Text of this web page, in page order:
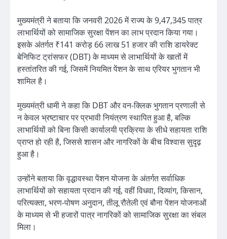
मुख्यमंत्री ने बताया कि जनवरी 2026 में राज्य के 9,47,345 पात्र
लाभार्थियों को सामाजिक सुरक्षा पेंशन का लाभ प्रदान किया गया।
इसके अंतर्गत ₹141 करोड़ 66 लाख 51 हजार की राशि डायरेक्ट
बेनिफिट ट्रांसफर (DBT) के माध्यम से लाभार्थियों के खातों में
हस्तांतरित की गई, जिसमें नियमित पेंशन के साथ एरियर भुगतान भी
शामिल है।
मुख्यमंत्री धामी ने कहा कि DBT और वन-क्लिक भुगतान प्रणाली से
न केवल भ्रष्टाचार पर प्रभावी नियंत्रण स्थापित हुआ है, बल्कि
लाभार्थियों को बिना किसी कार्यालयी प्रक्रिया के सीधे सहायता राशि
प्राप्त हो रही है, जिससे शासन और नागरिकों के बीच विश्वास सुदृढ़
हुआ है।
उन्होंने बताया कि वृद्धावस्था पेंशन योजना के अंतर्गत सर्वाधिक
लाभार्थियों को सहायता प्रदान की गई, वहीं विधवा, दिव्यांग, किसान,
परित्यक्ता, भरण-पोषण अनुदान, तीलू रौतेली एवं बौना पेंशन योजनाओं
के माध्यम से भी हजारों पात्र नागरिकों को सामाजिक सुरक्षा का संबल
मिला।